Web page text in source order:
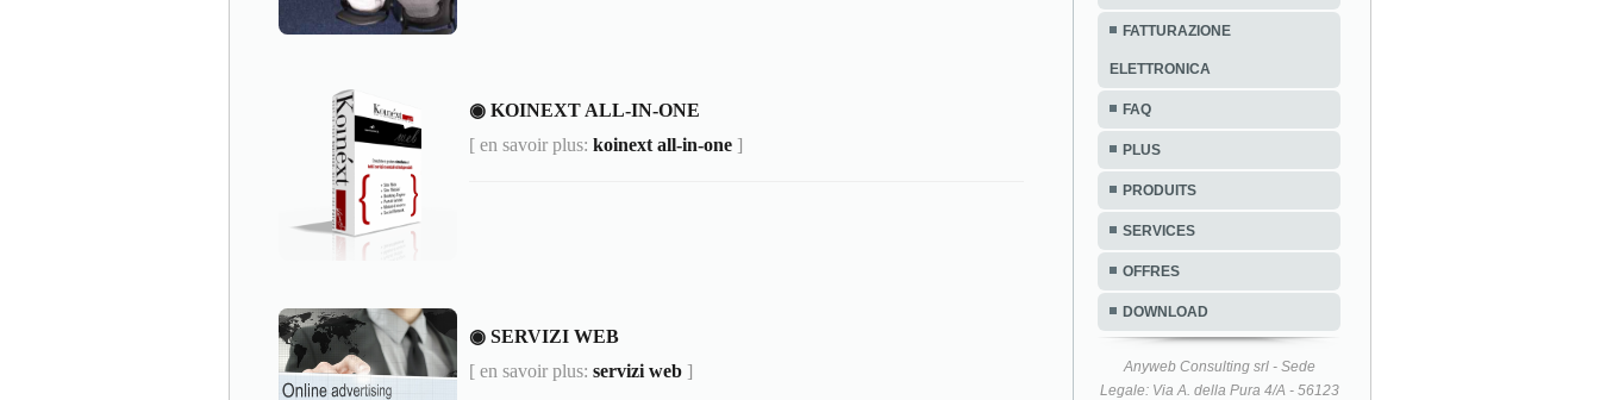
◉ KOINEXT ALL-IN-ONE
[ en savoir plus: koinext all-in-one ]
◉ SERVIZI WEB
[ en savoir plus: servizi web ]
FATTURAZIONE
ELETTRONICA
FAQ
PLUS
PRODUITS
SERVICES
OFFRES
DOWNLOAD
Anyweb Consulting srl - Sede
Legale: Via A. della Pura 4/A - 56123